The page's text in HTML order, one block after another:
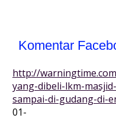
Komentar
http://
yang-dibeli-lkm-
sampai-di-gudang-di-
01-